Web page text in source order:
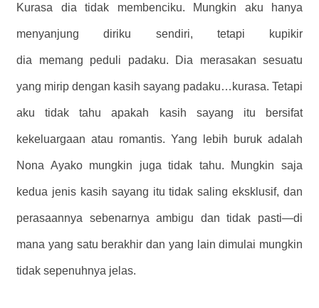
Kurasa dia tidak membenciku. Mungkin aku hanya
menyanjung diriku sendiri, tetapi kupikir
dia memang peduli padaku. Dia merasakan sesuatu
yang mirip dengan kasih sayang padaku…kurasa. Tetapi
aku tidak tahu apakah kasih sayang itu bersifat
kekeluargaan atau romantis. Yang lebih buruk adalah
Nona Ayako mungkin juga tidak tahu. Mungkin saja
kedua jenis kasih sayang itu tidak saling eksklusif, dan
perasaannya sebenarnya ambigu dan tidak pasti—di
mana yang satu berakhir dan yang lain dimulai mungkin
tidak sepenuhnya jelas.